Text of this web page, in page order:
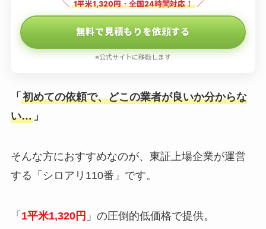
＼ 1平米1,320円・全国24時間対応！ ／
無料で見積もりを依頼する
※公式サイトに移動します
「 初めての依頼で、どこの業者が良いか分からな
い…」
そんな方におすすめなのが、東証上場企業が運営
する「シロアリ110番」です。
「 1平米1,320円 」の圧倒的低価格で提供。